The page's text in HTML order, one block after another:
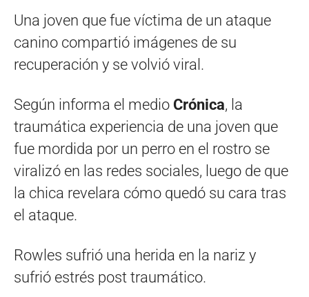
Una joven que fue víctima de un ataque
canino compartió imágenes de su
recuperación y se volvió viral.
Según informa el medio Crónica, la
traumática experiencia de una joven que
fue mordida por un perro en el rostro se
viralizó en las redes sociales, luego de que
la chica revelara cómo quedó su cara tras
el ataque.
Rowles sufrió una herida en la nariz y
sufrió estrés post traumático.